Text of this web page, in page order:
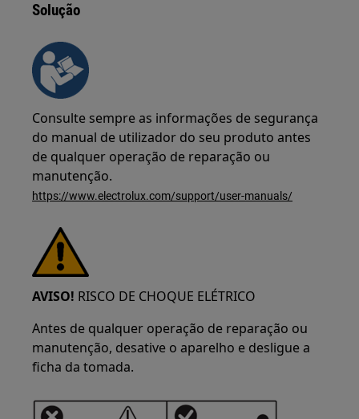
Solução
Consulte sempre as informações de segurança
do manual de utilizador do seu produto antes
de qualquer operação de reparação ou
manutenção.
https://www.electrolux.com/support/user-manuals/
AVISO! RISCO DE CHOQUE ELÉTRICO
Antes de qualquer operação de reparação ou
manutenção, desative o aparelho e desligue a
ficha da tomada.